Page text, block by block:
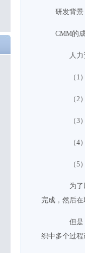
研发背景
CMM的
人力资
（1）
（2）
（3）
（4）
（5）
为了以
完成，然后
但是，
织中多个过